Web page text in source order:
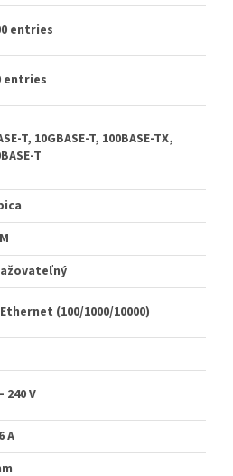
entries
entries
T, 10GBASE-T, 100BASE-TX,
T
(100/1000/10000)
240 V
A